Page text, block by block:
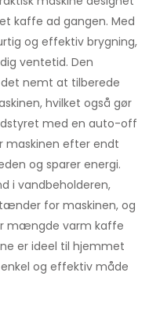
kaffe ad gangen. Med
og effektiv brygning,
ventetid. Den
nemt at tilberede
hvilket også gør
med en auto-off
maskinen efter endt
og sparer energi.
i vandbeholderen,
for maskinen, og
mængde varm kaffe
er ideel til hjemmet
og effektiv måde